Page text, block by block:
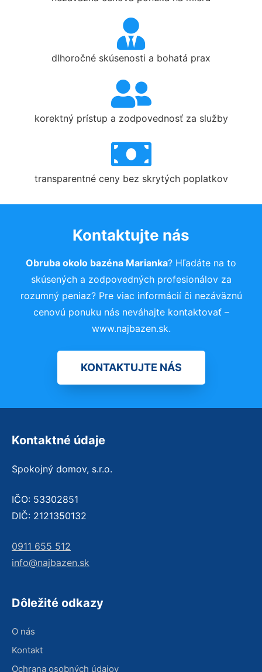
dlhoročné skúsenosti a bohatá prax
korektný prístup a zodpovednosť za služby
transparentné ceny bez skrytých poplatkov
Kontaktujte nás
Obruba okolo bazéna Marianka? Hľadáte na to
skúsených a zodpovedných profesionálov za
rozumný peniaz? Pre viac informácií či nezáväznú
cenovú ponuku nás neváhajte kontaktovať –
www.najbazen.sk.
KONTAKTUJTE NÁS
Kontaktné údaje
Spokojný domov, s.r.o.
IČO: 53302851
DIČ: 2121350132
0911 655 512
info@najbazen.sk
Dôležité odkazy
O nás
Kontakt
Ochrana osobných údajov